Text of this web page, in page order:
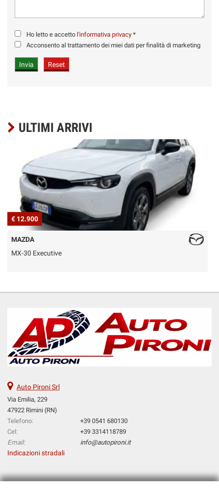
Ho letto e accetto l'informativa privacy *
Acconsento al trattamento dei miei dati per finalità di marketing
ULTIMI ARRIVI
€ 12.900
MAZDA
MX-30 Executive
Auto Pironi Srl
Via Emilia, 229
47922 Rimini (RN)
Telefono:
+39 0541 680130
Cel:
+39 3314118789
Email:
info@autopironi.it
Indicazioni stradali